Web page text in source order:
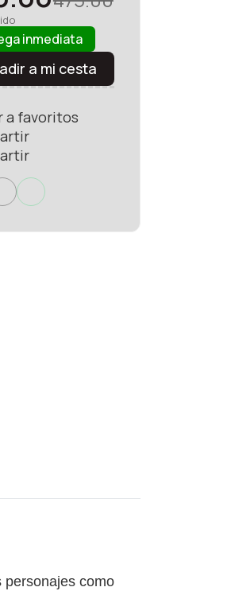
inmediata
a mi cesta
a favoritos
personajes como